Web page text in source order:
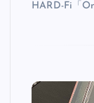
HARD-Fi「